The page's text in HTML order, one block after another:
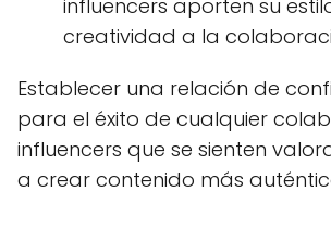
influencers aporten su
creatividad a la
Establecer una relación de
para el éxito de cualquier
influencers que se sienten
a crear contenido más